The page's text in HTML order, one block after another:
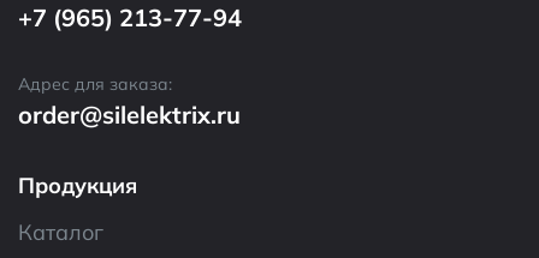
+7 (965) 213-77-94
Адрес для заказа:
order@silelektrix.ru
Продукция
Каталог